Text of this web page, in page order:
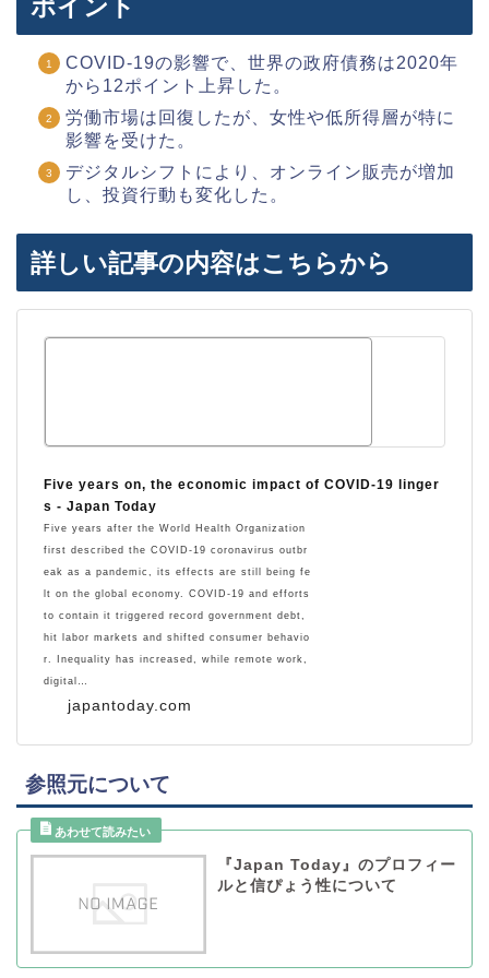
ポイント
COVID-19の影響で、世界の政府債務は2020年
から12ポイント上昇した。
労働市場は回復したが、女性や低所得層が特に
影響を受けた。
デジタルシフトにより、オンライン販売が増加
し、投資行動も変化した。
詳しい記事の内容はこちらから
japantoday.com
Five years on, the economic impact of COVID-19 linger
s - Japan Today
Five years after the World Health Organization
first described the COVID-19 coronavirus outbr
eak as a pandemic, its effects are still being fe
lt on the global economy. COVID-19 and efforts
to contain it triggered record government debt,
hit labor markets and shifted consumer behavio
r. Inequality has increased, while remote work,
digital…
参照元について
『Japan Today』のプロフィー
ルと信ぴょう性について